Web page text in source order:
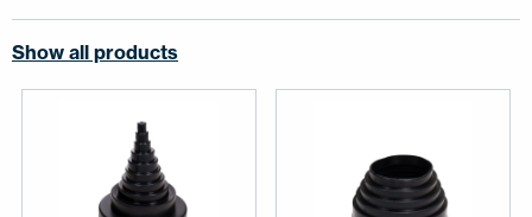
Show all products